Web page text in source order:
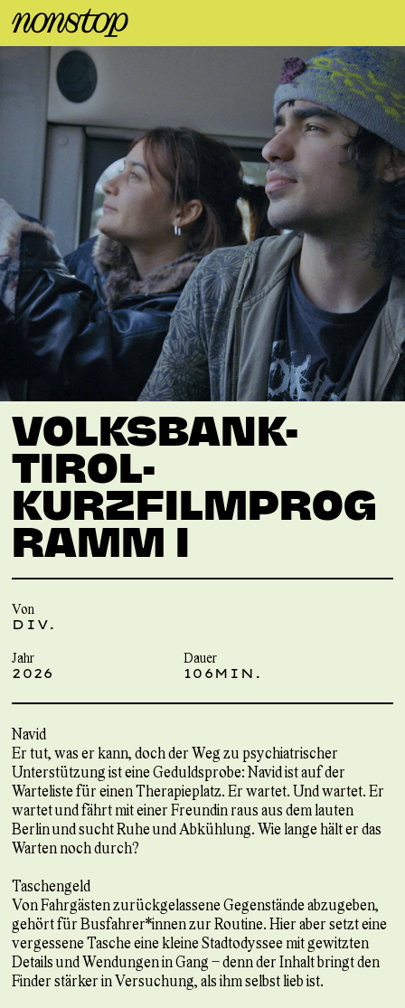
VOLKSBANK-
TIROL-
KURZFILMPROG
RAMM I
Von
DIV.
Jahr
2026
Dauer
106MIN.
Navid
Er tut, was er kann, doch der Weg zu psychiatrischer
Unterstützung ist eine Geduldsprobe: Navid ist auf der
Warteliste für einen Therapieplatz. Er wartet. Und wartet. Er
wartet und fährt mit einer Freundin raus aus dem lauten
Berlin und sucht Ruhe und Abkühlung. Wie lange hält er das
Warten noch durch?
Taschengeld
Von Fahrgästen zurückgelassene Gegenstände abzugeben,
gehört für Busfahrer*innen zur Routine. Hier aber setzt eine
vergessene Tasche eine kleine Stadtodyssee mit gewitzten
Details und Wendungen in Gang – denn der Inhalt bringt den
Finder stärker in Versuchung, als ihm selbst lieb ist.